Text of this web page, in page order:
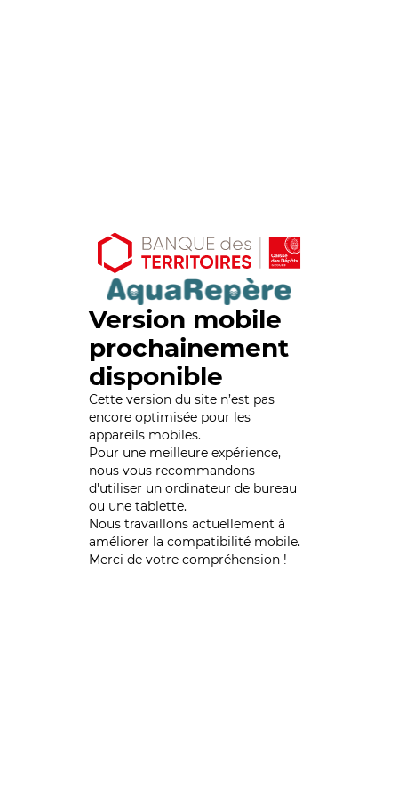
Version mobile
prochainement
disponible
Cette version du site n’est pas
encore optimisée pour les
appareils mobiles.
Pour une meilleure expérience,
nous vous recommandons
d'utiliser un ordinateur de bureau
ou une tablette.
Nous travaillons actuellement à
améliorer la compatibilité mobile.
Merci de votre compréhension !